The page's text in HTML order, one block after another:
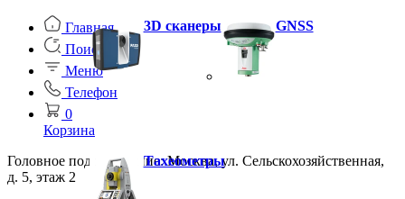
Главная
Поиск
Меню
Телефон
0
Корзина
Головное подразделение: Москва, ул. Сельскохозяйственная,
д. 5, этаж 2
3D сканеры GNSS
Тахеометры